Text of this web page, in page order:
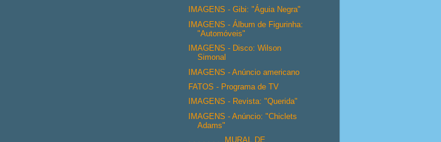
IMAGENS - Gibi: "Águia Negra"
IMAGENS - Álbum de Figurinha:
"Automóveis"
IMAGENS - Disco: Wilson
Simonal
IMAGENS - Anúncio americano
FATOS - Programa de TV
IMAGENS - Revista: "Querida"
IMAGENS - Anúncio: "Chiclets
Adams"